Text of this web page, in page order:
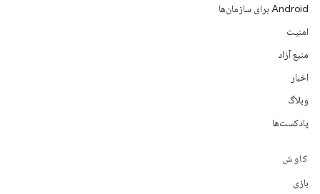
Android برای سازمان‌ها
امنیت
منبع آزاد
اخبار
وبلاگ
پادکست‌ها
کاوش
بازی